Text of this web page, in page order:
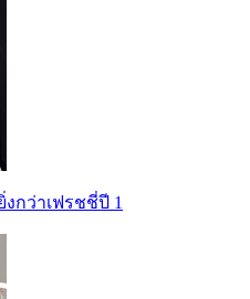
กว่าเฟรชชี่ปี 1